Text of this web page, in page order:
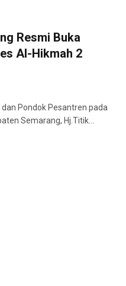
Resmi Buka
Al-Hikmah 2
Pondok Pesantren pada
Semarang, Hj.Titik…